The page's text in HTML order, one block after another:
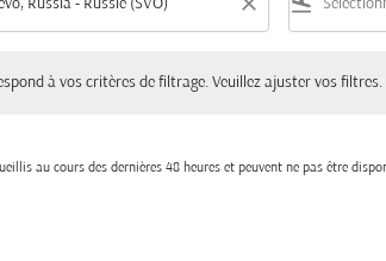
à vos critères de filtrage. Veuillez ajuster vos filtres.
au cours des dernières 48 heures et peuvent ne pas être